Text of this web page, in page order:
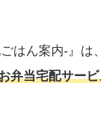
はん案内‐』
弁当宅配サー